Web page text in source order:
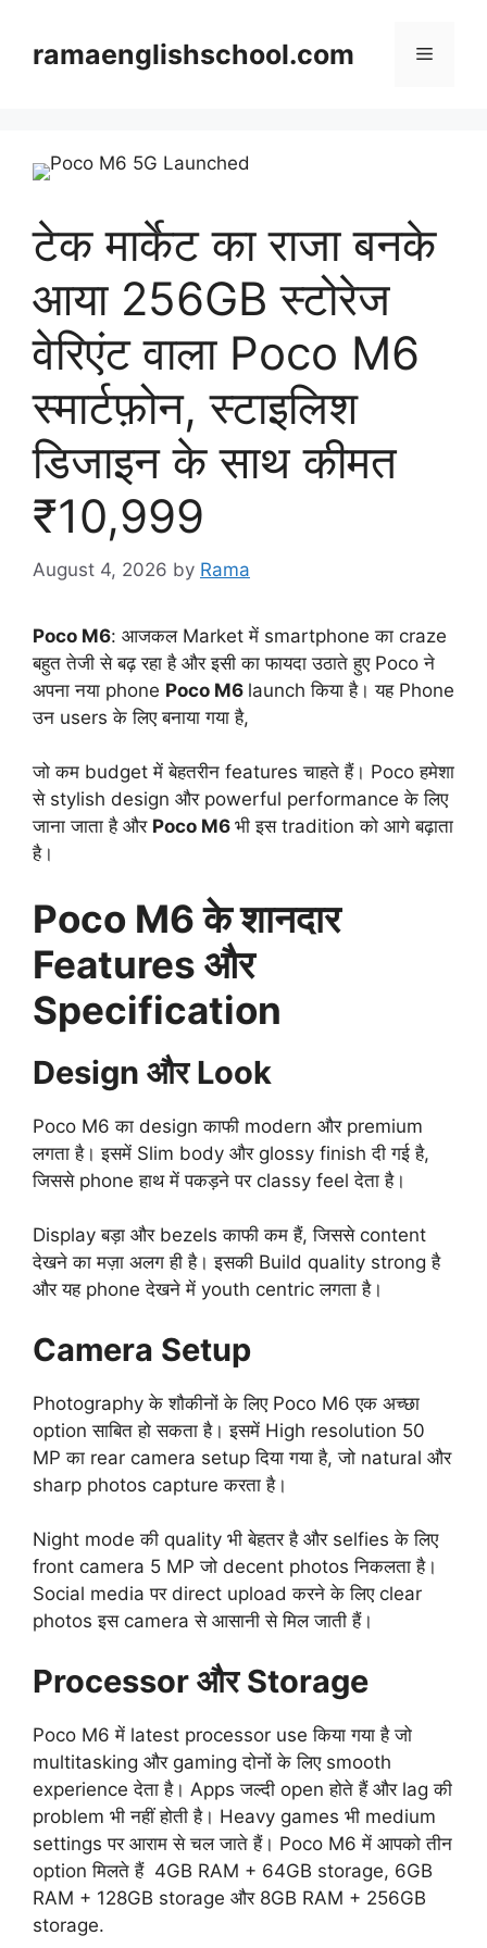
contentramaenglishschool.com Menu
टेक मार्केट का राजा बनके
आया 256GB स्टोरेज
वेरिएंट वाला Poco M6
स्मार्टफ़ोन, स्टाइलिश
डिजाइन के साथ कीमत
₹10,999
August 4, 2026 by Rama
Poco M6: आजकल Market में smartphone का craze
बहुत तेजी से बढ़ रहा है और इसी का फायदा उठाते हुए Poco ने
अपना नया phone Poco M6 launch किया है। यह Phone
उन users के लिए बनाया गया है,
जो कम budget में बेहतरीन features चाहते हैं। Poco हमेशा
से stylish design और powerful performance के लिए
जाना जाता है और Poco M6 भी इस tradition को आगे बढ़ाता
है।
Poco M6 के शानदार
Features और
Specification
Design और Look
Poco M6 का design काफी modern और premium
लगता है। इसमें Slim body और glossy finish दी गई है,
जिससे phone हाथ में पकड़ने पर classy feel देता है।
Display बड़ा और bezels काफी कम हैं, जिससे content
देखने का मज़ा अलग ही है। इसकी Build quality strong है
और यह phone देखने में youth centric लगता है।
Camera Setup
Photography के शौकीनों के लिए Poco M6 एक अच्छा
option साबित हो सकता है। इसमें High resolution 50
MP का rear camera setup दिया गया है, जो natural और
sharp photos capture करता है।
Night mode की quality भी बेहतर है और selfies के लिए
front camera 5 MP जो decent photos निकलता है।
Social media पर direct upload करने के लिए clear
photos इस camera से आसानी से मिल जाती हैं।
Processor और Storage
Poco M6 में latest processor use किया गया है जो
multitasking और gaming दोनों के लिए smooth
experience देता है। Apps जल्दी open होते हैं और lag की
problem भी नहीं होती है। Heavy games भी medium
settings पर आराम से चल जाते हैं। Poco M6 में आपको तीन
option मिलते हैं 4GB RAM + 64GB storage, 6GB
RAM + 128GB storage और 8GB RAM + 256GB
storage.